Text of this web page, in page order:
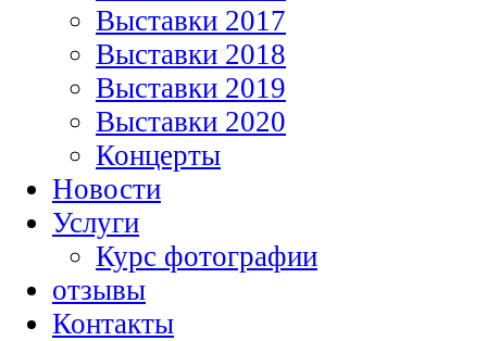
Выставки 2017
Выставки 2018
Выставки 2019
Выставки 2020
Концерты
Новости
Услуги
Курс фотографии
отзывы
Контакты